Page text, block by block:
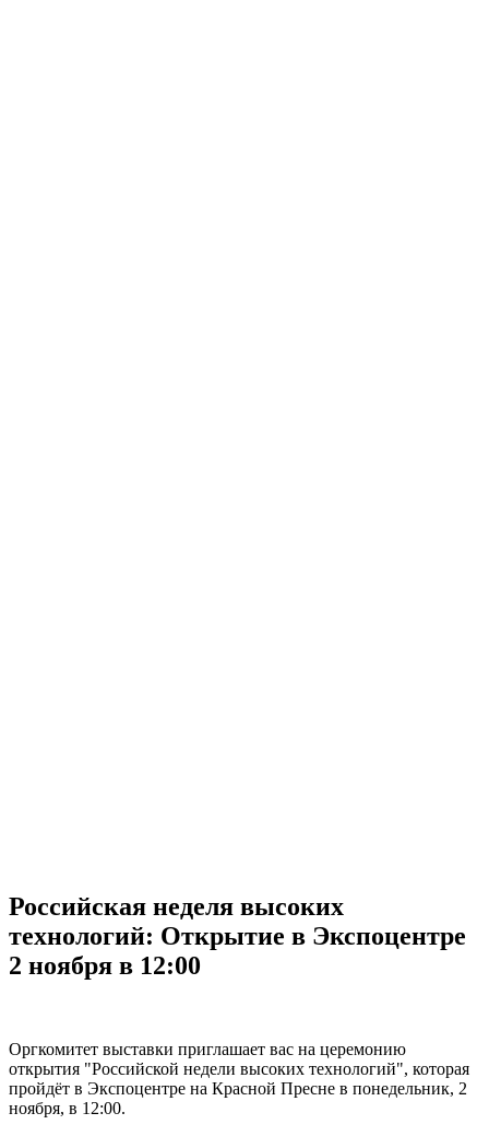
Российская неделя высоких
технологий: Открытие в Экспоцентре
2 ноября в 12:00
Оргкомитет выставки приглашает вас на церемонию
открытия "Российской недели высоких технологий", которая
пройдёт в Экспоцентре на Красной Пресне в понедельник, 2
ноября, в 12:00.